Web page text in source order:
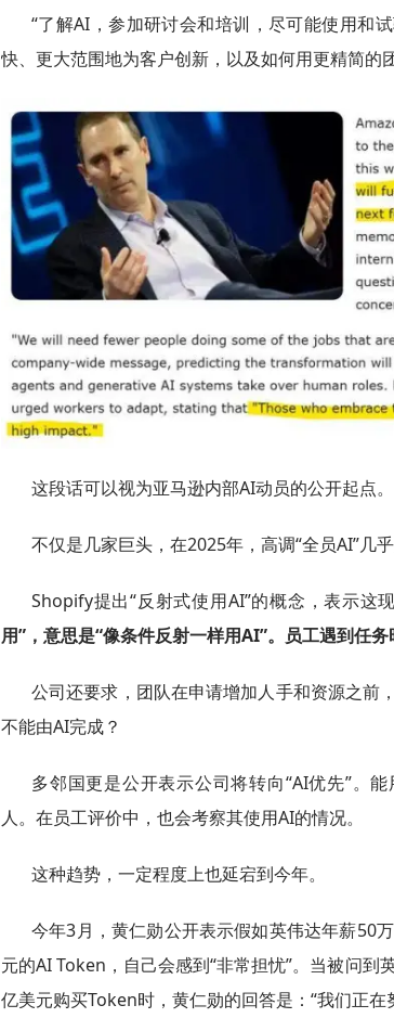
“了解AI，参加研讨会和培训，尽可能使用和
快、更大范围地为客户创新，以及如何用更精简的
这段话可以视为亚马逊内部AI动员的公开起点。
不仅是几家巨头，在2025年，高调“全员AI”几乎
Shopify提出“反射式使用AI”的概念，表示这
用”，意思是“像条件反射一样用AI”。员工遇到任
公司还要求，团队在申请增加人手和资源之前
不能由AI完成？
多邻国更是公开表示公司将转向“AI优先”。
人。在员工评价中，也会考察其使用AI的情况。
这种趋势，一定程度上也延宕到今年。
今年3月，黄仁勋公开表示假如英伟达年薪50
元的AI Token，自己会感到“非常担忧”。当被问到
亿美元购买Token时，黄仁勋的回答是：“我们正在